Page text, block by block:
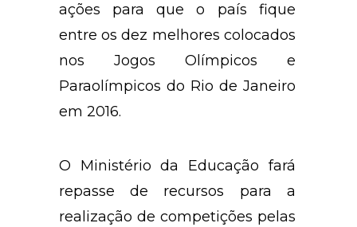
ações para que o país fique
entre os dez melhores colocados
nos Jogos Olímpicos e
Paraolímpicos do Rio de Janeiro
em 2016.
O Ministério da Educação fará
repasse de recursos para a
realização de competições pelas